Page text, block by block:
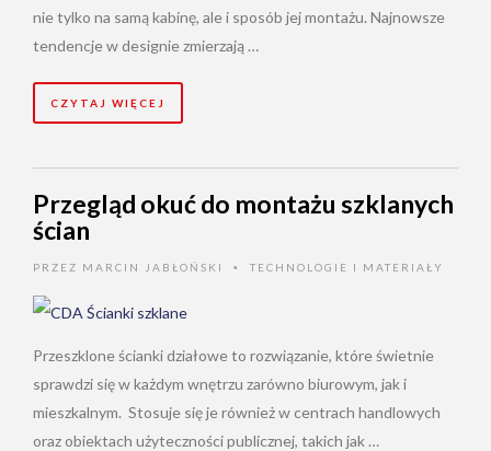
nie tylko na samą kabinę, ale i sposób jej montażu. Najnowsze
tendencje w designie zmierzają …
CZYTAJ WIĘCEJ
Przegląd okuć do montażu szklanych
ścian
PRZEZ MARCIN JABŁOŃSKI • TECHNOLOGIE I MATERIAŁY
Przeszklone ścianki działowe to rozwiązanie, które świetnie
sprawdzi się w każdym wnętrzu zarówno biurowym, jak i
mieszkalnym. Stosuje się je również w centrach handlowych
oraz obiektach użyteczności publicznej, takich jak …